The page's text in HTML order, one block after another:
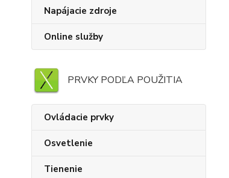
Napájacie zdroje
Online služby
PRVKY PODĽA POUŽITIA
Ovládacie prvky
Osvetlenie
Tienenie